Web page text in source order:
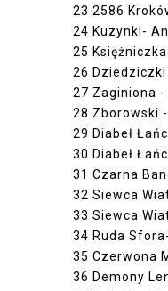
23 2586
24 Kuzynki-
25
26
27 Zaginiona
28 Zborowski
29 Diabeł
30 Diabeł
31 Czarna
32 Siewca
33 Siewca
34 Ruda
35 Czerwona
36 Demony